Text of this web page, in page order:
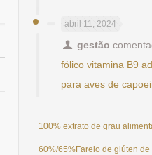
abril 11, 2024
gestão
fólico vitamina B9
para aves de
100% extrato de grau
60%/65%Farelo de glúten de